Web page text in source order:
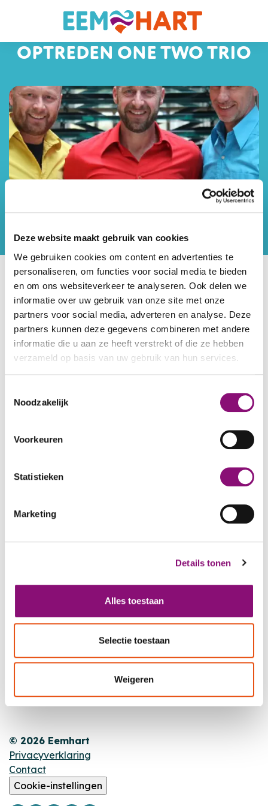
Deze website maakt gebruik van cookies
We gebruiken cookies om content en advertenties te
personaliseren, om functies voor social media te bieden
en om ons websiteverkeer te analyseren. Ook delen we
informatie over uw gebruik van onze site met onze
partners voor social media, adverteren en analyse. Deze
partners kunnen deze gegevens combineren met andere
informatie die u aan ze heeft verstrekt of die ze hebben
verzameld op basis van uw gebruik van hun services.
kunnen ontvangen en verwerken.
Noodzakelijk
Voorkeuren
Statistieken
Marketing
Details tonen
Alles toestaan
Selectie toestaan
Weigeren
OPTREDEN ONE TWO TRIO
Datum
en
tijd
11:00 - 12:00
Categorieën
Agenda Optreden One Two Trio
OPTREDEN ONE TWO TRIO
Op dinsdag 31 maart treedt de band One Two
op woonwijk Eemeroord.
MET JOU,VOOR JOU
Nieuws
Locaties
© 2026 Eemhart
Privacyverklaring
Contact
Cookie-instellingen